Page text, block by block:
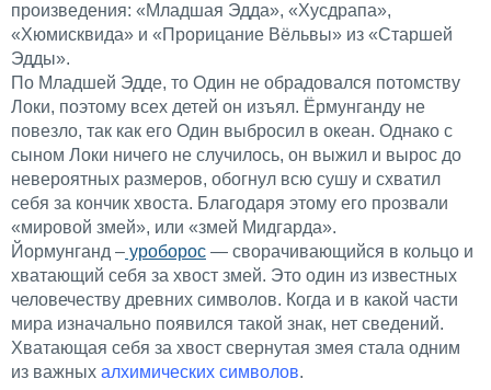
произведения: «Младшая Эдда», «Хусдрапа»,
«Хюмисквида» и «Прорицание Вёльвы» из «Старшей
Эдды».
По Младшей Эдде, то Один не обрадовался потомству
Локи, поэтому всех детей он изъял. Ёрмунганду не
повезло, так как его Один выбросил в океан. Однако с
сыном Локи ничего не случилось, он выжил и вырос до
невероятных размеров, обогнул всю сушу и схватил
себя за кончик хвоста. Благодаря этому его прозвали
«мировой змей», или «змей Мидгарда».
Йормунганд – уроборос — сворачивающийся в кольцо и
хватающий себя за хвост змей. Это один из известных
человечеству древних символов. Когда и в какой части
мира изначально появился такой знак, нет сведений.
Хватающая себя за хвост свернутая змея стала одним
из важных алхимических символов.